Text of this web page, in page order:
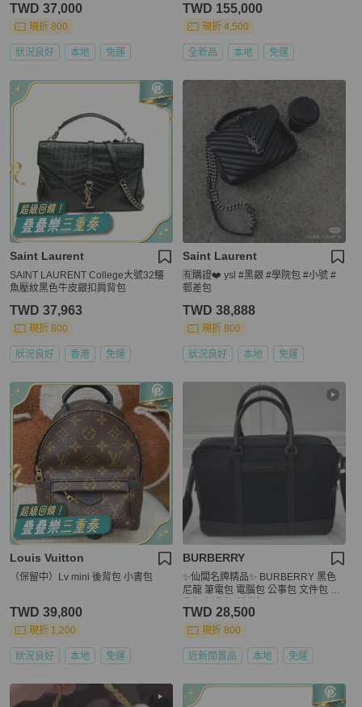
TWD 37,000
現折 800
狀況良好 本地 免運
TWD 155,000
現折 4,500
全新品 本地 免運
Saint Laurent
SAINT LAURENT College大號32鱷
魚壓紋黑色牛皮銀扣肩背包
TWD 37,963
現折 800
狀況良好 香港 免運
Saint Laurent
🈶️購證❤️ ysl #黑銀 #學院包 #小號 #
郵差包
TWD 38,888
現折 800
狀況良好 本地 免運
Louis Vuitton
（保留中）Lv mini 後背包 小書包
TWD 39,800
現折 1,200
狀況良好 本地 免運
BURBERRY
✨仙闆名牌精品✨ BURBERRY 黑色
尼龍 筆電包 電腦包 公事包 文件包 肩
TWD 28,500
現折 800
近新閒置品 本地 免運